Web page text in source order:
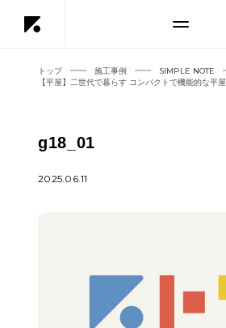
トップ 施工事例
SIMPLE NOTE
【平屋】二世代で暮らす コンパクトで機能的な平屋
g18_01
2025.06.11